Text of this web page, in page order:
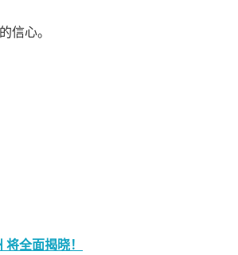
信心。
全面揭晓！